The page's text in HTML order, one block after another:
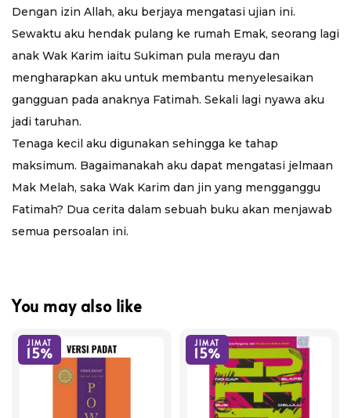
Dengan izin Allah, aku berjaya mengatasi ujian ini.
Sewaktu aku hendak pulang ke rumah Emak, seorang lagi
anak Wak Karim iaitu Sukiman pula merayu dan
mengharapkan aku untuk membantu menyelesaikan
gangguan pada anaknya Fatimah. Sekali lagi nyawa aku
jadi taruhan.
Tenaga kecil aku digunakan sehingga ke tahap
maksimum. Bagaimanakah aku dapat mengatasi jelmaan
Mak Melah, saka Wak Karim dan jin yang mengganggu
Fatimah? Dua cerita dalam sebuah buku akan menjawab
semua persoalan ini.
You may also like
JIMAT
15%
JIMAT
15%